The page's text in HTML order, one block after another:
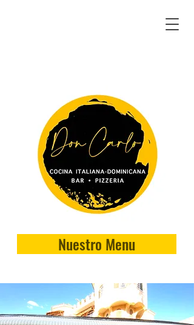
Nuestro Menu